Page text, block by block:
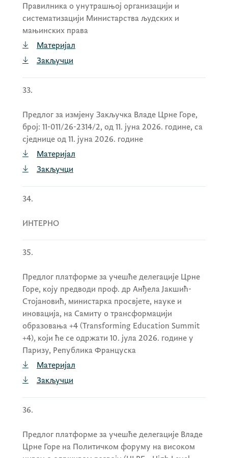
Правилника о унутрашњој организацији и
систематизацији Министарства људских и
мањинских права
Материјал
Закључци
33.
Предлог за измјену Закључка Владе Црне Горе,
број: 11-011/26-2314/2, од 11. јуна 2026. године, са
сједнице од 11. јуна 2026. године
Материјал
Закључци
34.
ИНТЕРНО
35.
Предлог платформе за учешће делегације Црне
Горе, коју предводи проф. др Анђела Јакшић-
Стојановић, министарка просвјете, науке и
иновација, на Самиту о трансформацији
образовања +4 (Transforming Education Summit
+4), који ће се одржати 10. јула 2026. године у
Паризу, Република Француска
Материјал
Закључци
36.
Предлог платформе за учешће делегације Владе
Црне Горе на Политичком форуму на високом